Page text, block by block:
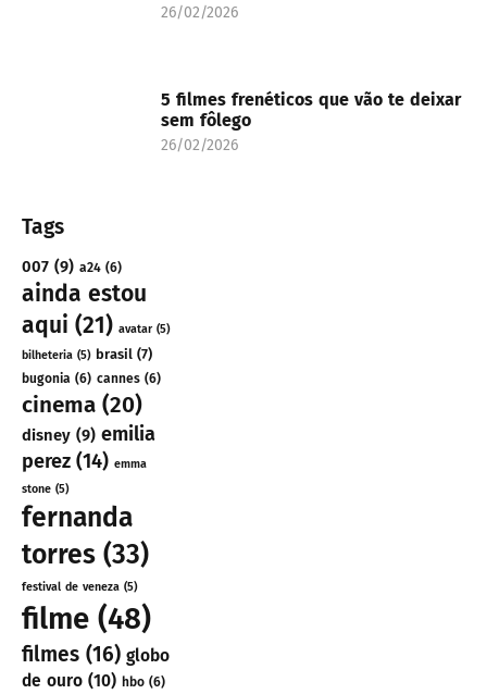
26/02/2026
5 filmes frenéticos que vão te deixar
sem fôlego
26/02/2026
Tags
007 (9) a24 (6)
ainda estou
aqui (21) avatar(5)
bilheteria (5) brasil (7)
bugonia (6) cannes (6)
cinema (20)
disney (9) emilia
perez (14) emma
stone (5)
fernanda
torres (33)
festival de veneza (5)
filme (48)
filmes (16) globo
de ouro (10) hbo (6)